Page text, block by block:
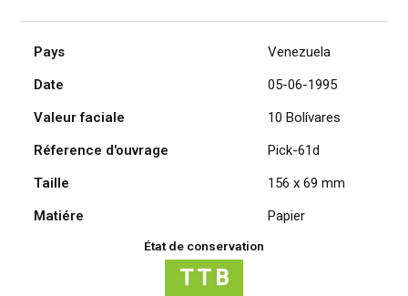
Pays
Venezuela
Date
05-06-1995
Valeur faciale
10 Bolívares
Réference d'ouvrage
Pick-61d
Taille
156 x 69 mm
Matiére
Papier
État de conservation